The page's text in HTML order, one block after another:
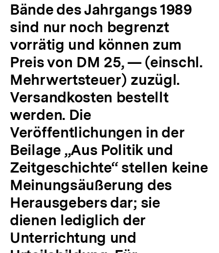
Bände des Jahrgangs 1989
sind nur noch begrenzt
vorrätig und können zum
Preis von DM 25, — (einschl.
Mehrwertsteuer) zuzügl.
Versandkosten bestellt
werden. Die
Veröffentlichungen in der
Beilage „Aus Politik und
Zeitgeschichte“ stellen keine
Meinungsäußerung des
Herausgebers dar; sie
dienen lediglich der
Unterrichtung und